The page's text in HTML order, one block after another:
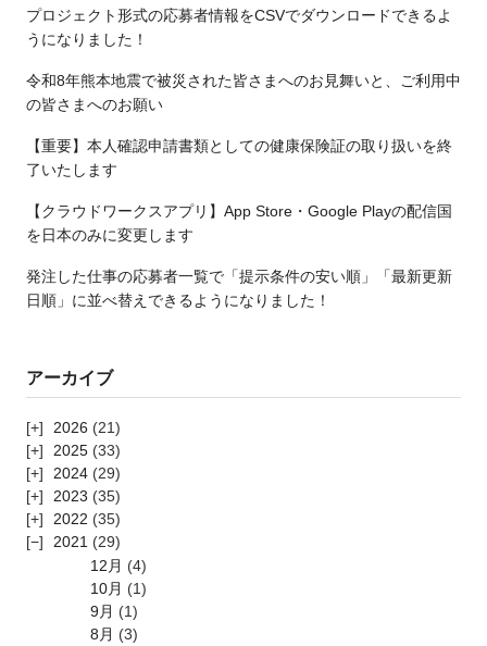
プロジェクト形式の応募者情報をCSVでダウンロードできるよ
うになりました！
令和8年熊本地震で被災された皆さまへのお見舞いと、ご利用中
の皆さまへのお願い
【重要】本人確認申請書類としての健康保険証の取り扱いを終
了いたします
【クラウドワークスアプリ】App Store・Google Playの配信国
を日本のみに変更します
発注した仕事の応募者一覧で「提示条件の安い順」「最新更新
日順」に並べ替えできるようになりました！
アーカイブ
2026 (21)
2025 (33)
2024 (29)
2023 (35)
2022 (35)
2021 (29)
12月 (4)
10月 (1)
9月 (1)
8月 (3)